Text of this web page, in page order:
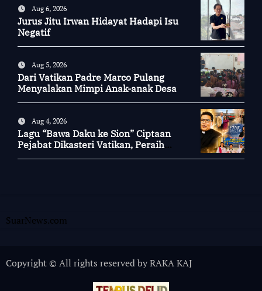
Aug 6, 2026
Jurus Jitu Irwan Hidayat Hadapi Isu
Negatif
Aug 5, 2026
Dari Vatikan Padre Marco Pulang
Menyalakan Mimpi Anak-anak Desa
Aug 4, 2026
Lagu “Bawa Daku ke Sion” Ciptaan
Pejabat Dikasteri Vatikan, Peraih
SuarNews.com
Copyright © All rights reserved by RAKA KAJ